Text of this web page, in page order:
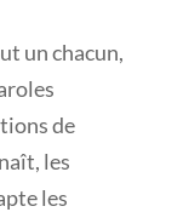
un chacun,
de
les
les